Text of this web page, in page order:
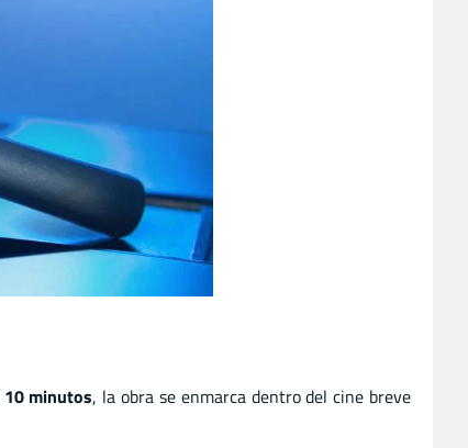
10 minutos, la obra se enmarca dentro del cine breve